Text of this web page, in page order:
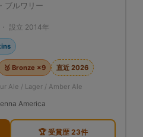
ブルワリー
設立 2014年
🥉 Bronze ×9 直近 2026
Ale / Lager / Amber Ale
America
🏆 受賞歴 23件